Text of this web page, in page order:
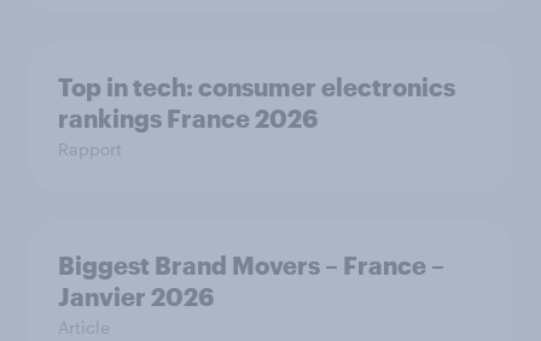
Top in tech: consumer electronics
rankings France 2026
Rapport
Biggest Brand Movers – France –
Janvier 2026
Article